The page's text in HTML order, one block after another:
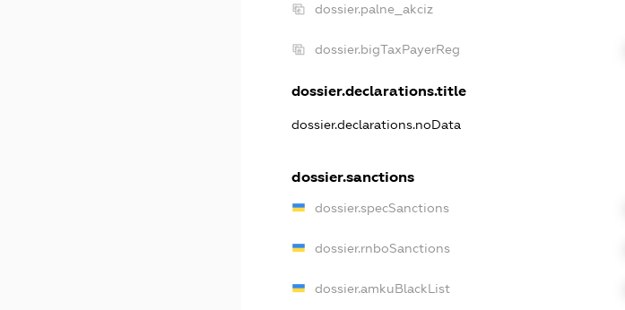
dossier.palne_akciz
dossier.bigTaxPayerReg
dossier.declarations.title
dossier.declarations.noData
dossier.sanctions
dossier.specSanctions
dossier.rnboSanctions
dossier.amkuBlackList